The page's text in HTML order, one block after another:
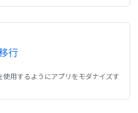
行
使用するようにアプリをモダナイズす